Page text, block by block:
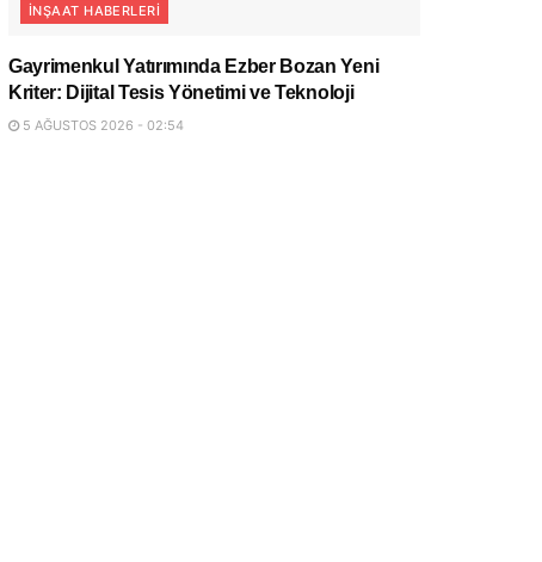
İNŞAAT HABERLERI
Gayrimenkul Yatırımında Ezber Bozan Yeni
Kriter: Dijital Tesis Yönetimi ve Teknoloji
5 AĞUSTOS 2026 - 02:54